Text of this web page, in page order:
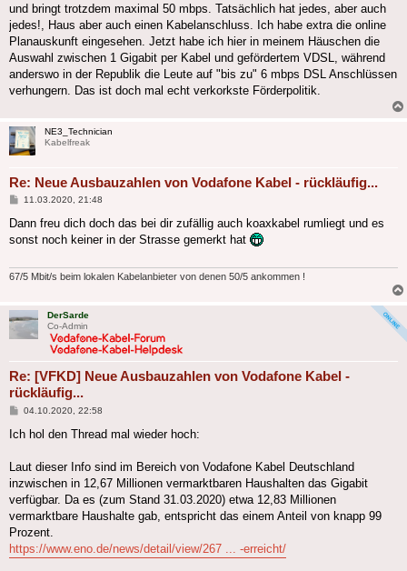
und bringt trotzdem maximal 50 mbps. Tatsächlich hat jedes, aber auch
jedes!, Haus aber auch einen Kabelanschluss. Ich habe extra die online
Planauskunft eingesehen. Jetzt habe ich hier in meinem Häuschen die
Auswahl zwischen 1 Gigabit per Kabel und gefördertem VDSL, während
anderswo in der Republik die Leute auf "bis zu" 6 mbps DSL Anschlüssen
verhungern. Das ist doch mal echt verkorkste Förderpolitik.
NE3_Technician
Kabelfreak
Re: Neue Ausbauzahlen von Vodafone Kabel - rückläufig...
Beitrag
11.03.2020, 21:48
Dann freu dich doch das bei dir zufällig auch koaxkabel rumliegt und es
sonst noch keiner in der Strasse gemerkt hat
67/5 Mbit/s beim lokalen Kabelanbieter von denen 50/5 ankommen !
DerSarde
Co-Admin
Re: [VFKD] Neue Ausbauzahlen von Vodafone Kabel -
rückläufig...
Beitrag
04.10.2020, 22:58
Ich hol den Thread mal wieder hoch:
Laut dieser Info sind im Bereich von Vodafone Kabel Deutschland
inzwischen in 12,67 Millionen vermarktbaren Haushalten das Gigabit
verfügbar. Da es (zum Stand 31.03.2020) etwa 12,83 Millionen
vermarktbare Haushalte gab, entspricht das einem Anteil von knapp 99
Prozent.
https://www.eno.de/news/detail/view/267 ... -erreicht/